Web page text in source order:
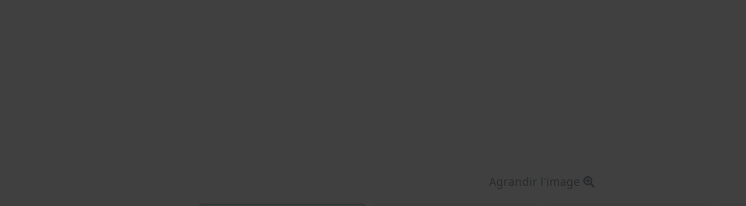
Agrandir l'image